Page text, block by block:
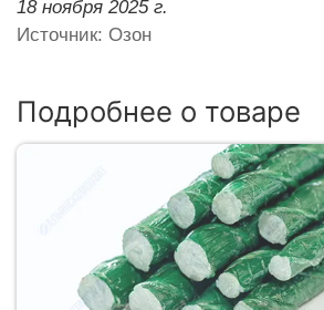
18 ноября 2025 г.
Источник: Озон
Подробнее о товаре